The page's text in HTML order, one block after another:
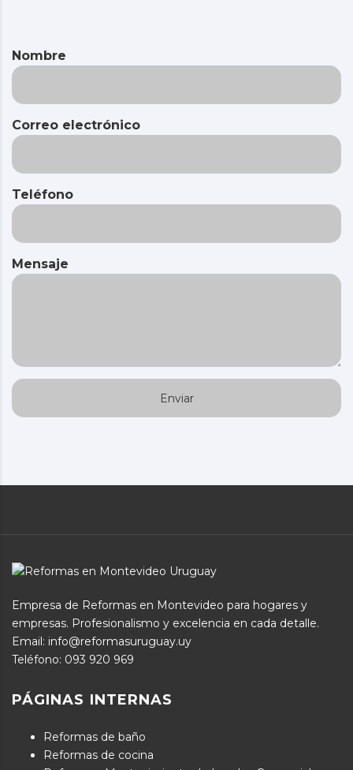
Nombre
Correo electrónico
Teléfono
Mensaje
Empresa de Reformas en Montevideo para hogares y
empresas. Profesionalismo y excelencia en cada detalle.
Email: info@reformasuruguay.uy
Teléfono: 093 920 969
PÁGINAS INTERNAS
Reformas de baño
Reformas de cocina